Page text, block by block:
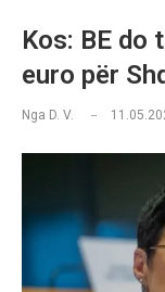
Kos: BE do
euro për
Nga D. V.